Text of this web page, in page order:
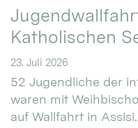
Katholischen
23. Juli 2026
52 Jugendliche der
waren mit
auf Wallfahrt in